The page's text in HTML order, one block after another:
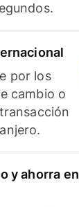
por los
cambio o
y ahorra en